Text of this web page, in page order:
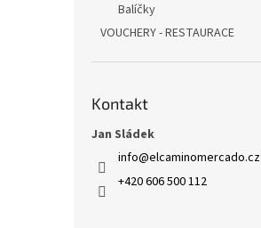
Balíčky
VOUCHERY - RESTAURACE
Kontakt
Jan Sládek
info@elcaminomercado.cz
+420 606 500 112